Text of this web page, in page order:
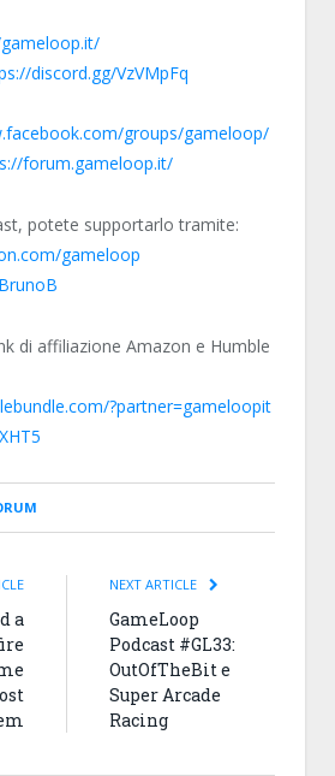
discord.gg/VzVMpFq
groups/gameloop/
forum.gameloop.it/
potete supportarlo tramite:
gameloop
di affiliazione Amazon e Humble
?partner=gameloopit
a
NEXT ARTICLE
GameLoop
Podcast #GL33:
OutOfTheBit e
Super Arcade
Racing